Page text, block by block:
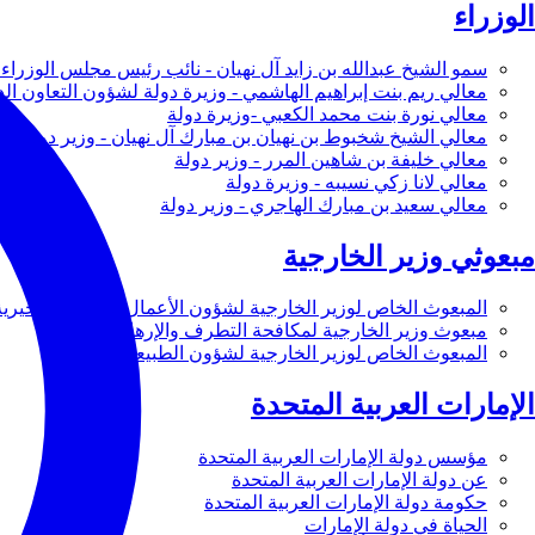
الوزراء
سمو الشيخ عبدالله بن زايد آل نهيان - نائب رئيس مجلس الوزراء
معالي ريم بنت إبراهيم الهاشمي - وزيرة دولة لشؤون التعاون
معالي نورة بنت محمد الكعبي -وزيرة دولة
معالي الشيخ شخبوط بن نهيان بن مبارك آل نهيان - وزير دولة
معالي خليفة بن شاهين المرر - وزير دولة
معالي لانا زكي نسيبه - وزيرة دولة
معالي سعيد بن مبارك الهاجري - وزير دولة
مبعوثي وزير الخارجية
المبعوث الخاص لوزير الخارجية لشؤون الأعمال والأعمال
مبعوث وزير الخارجية لمكافحة التطرف والإرهاب
المبعوث الخاص لوزير الخارجية لشؤون الطبيعة
الإمارات العربية المتحدة
مؤسس دولة الإمارات العربية المتحدة
عن دولة الإمارات العربية المتحدة
حكومة دولة الإمارات العربية المتحدة
الحياة في دولة الإمارات